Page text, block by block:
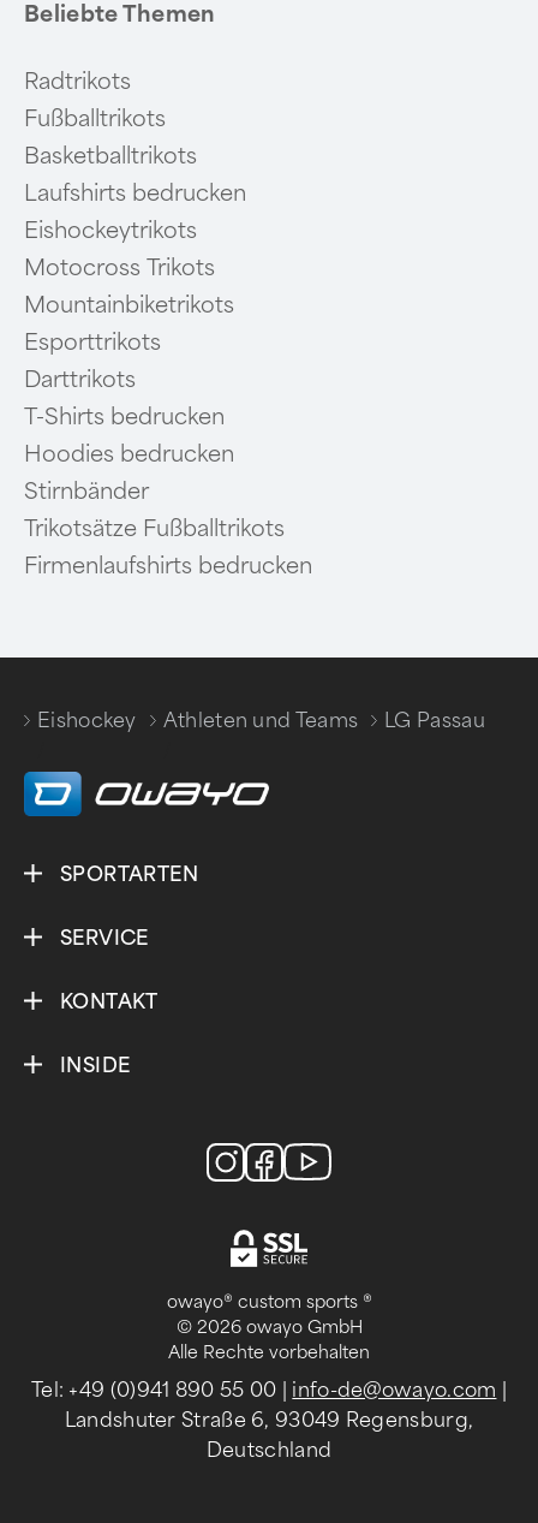
Beliebte Themen
Radtrikots
Fußballtrikots
Basketballtrikots
Laufshirts bedrucken
Eishockeytrikots
Motocross Trikots
Mountainbiketrikots
Esporttrikots
Darttrikots
T-Shirts bedrucken
Hoodies bedrucken
Stirnbänder
Trikotsätze Fußballtrikots
Firmenlaufshirts bedrucken
Eishockey
Athleten und Teams
LG Passau
SPORTARTEN
SERVICE
KONTAKT
INSIDE
owayo® custom sports ®
© 2026 owayo GmbH
Alle Rechte vorbehalten
Tel: +49 (0)941 890 55 00 info-de@owayo.com
Landshuter Straße 6, 93049 Regensburg,
Deutschland